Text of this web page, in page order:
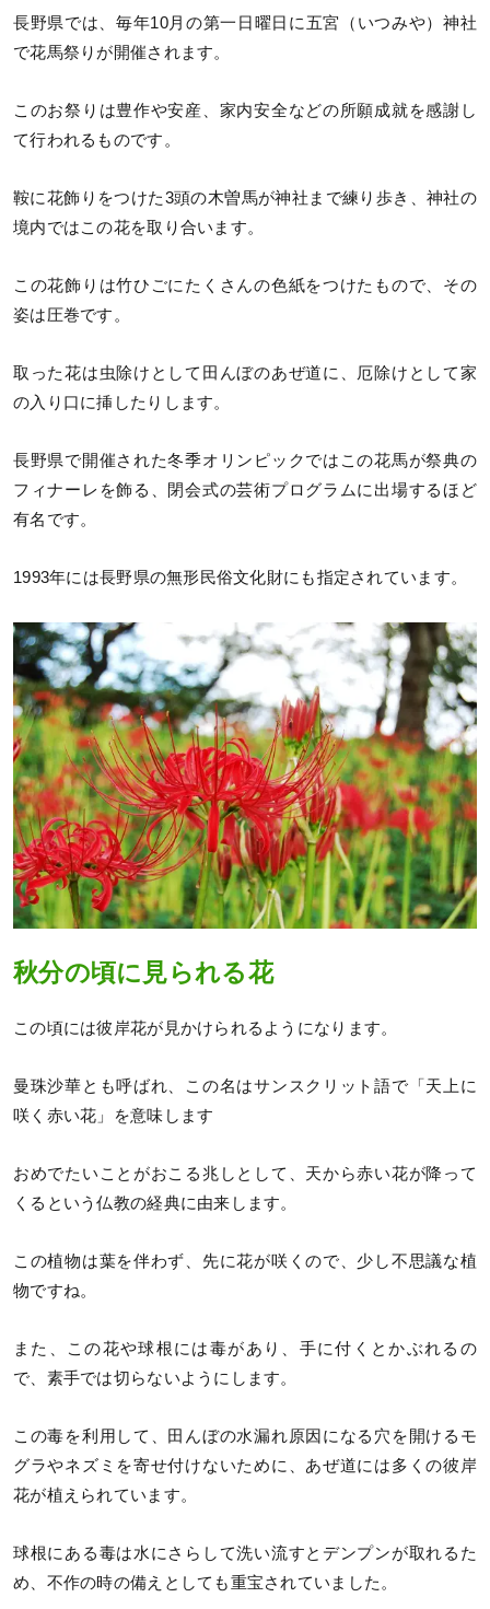
長野県では、毎年10月の第一日曜日に五宮（いつみや）神社
で花馬祭りが開催されます。
このお祭りは豊作や安産、家内安全などの所願成就を感謝し
て行われるものです。
鞍に花飾りをつけた3頭の木曽馬が神社まで練り歩き、神社の
境内ではこの花を取り合います。
この花飾りは竹ひごにたくさんの色紙をつけたもので、その
姿は圧巻です。
取った花は虫除けとして田んぼのあぜ道に、厄除けとして家
の入り口に挿したりします。
長野県で開催された冬季オリンピックではこの花馬が祭典の
フィナーレを飾る、閉会式の芸術プログラムに出場するほど
有名です。
1993年には長野県の無形民俗文化財にも指定されています。
秋分の頃に見られる花
この頃には彼岸花が見かけられるようになります。
曼珠沙華とも呼ばれ、この名はサンスクリット語で「天上に
咲く赤い花」を意味します
おめでたいことがおこる兆しとして、天から赤い花が降って
くるという仏教の経典に由来します。
この植物は葉を伴わず、先に花が咲くので、少し不思議な植
物ですね。
また、この花や球根には毒があり、手に付くとかぶれるの
で、素手では切らないようにします。
この毒を利用して、田んぼの水漏れ原因になる穴を開けるモ
グラやネズミを寄せ付けないために、あぜ道には多くの彼岸
花が植えられています。
球根にある毒は水にさらして洗い流すとデンプンが取れるた
め、不作の時の備えとしても重宝されていました。